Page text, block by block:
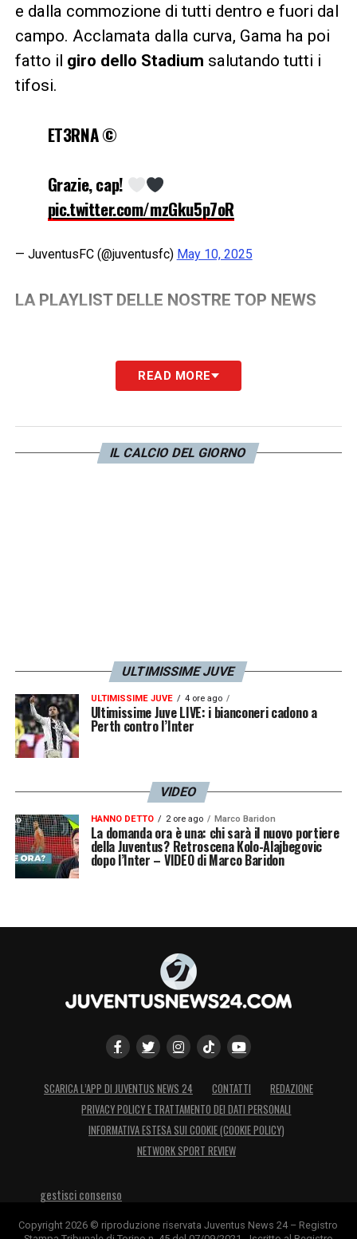
e dalla commozione di tutti dentro e fuori dal
campo. Acclamata dalla curva, Gama ha poi
fatto il giro dello Stadium salutando tutti i
tifosi.
ET3RNA ©️
Grazie, cap!
pic.twitter.com/mzGku5p7oR
— JuventusFC (@juventusfc) May 10, 2025
LA PLAYLIST DELLE NOSTRE TOP NEWS
READ MORE
IL CALCIO DEL GIORNO
ULTIMISSIME JUVE
ULTIMISSIME JUVE 4 ore ago
Ultimissime Juve LIVE: i bianconeri cadono a
Perth contro l’Inter
VIDEO
HANNO DETTO 2 ore ago Marco Baridon
La domanda ora è una: chi sarà il nuovo portiere
della Juventus? Retroscena Kolo-Alajbegovic
dopo l’Inter – VIDEO di Marco Baridon
SCARICA L’APP DI JUVENTUS NEWS 24 CONTATTI
REDAZIONE
PRIVACY POLICY E TRATTAMENTO DEI DATI PERSONALI
INFORMATIVA ESTESA SUI COOKIE (COOKIE POLICY)
NETWORK SPORT REVIEW
gestisci consenso
Copyright 2026 © riproduzione riservata Juventus News 24 – Registro